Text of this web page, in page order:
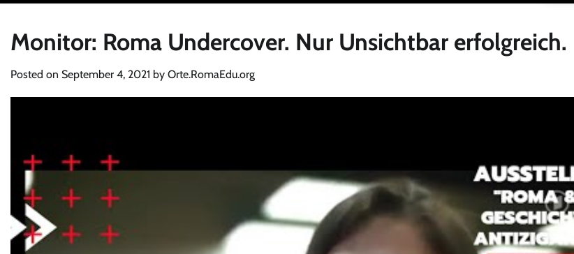
Monitor: Roma Undercover. Nur Unsichtbar erfolgreich.
Posted on September 4, 2021 by Orte.RomaEdu.org